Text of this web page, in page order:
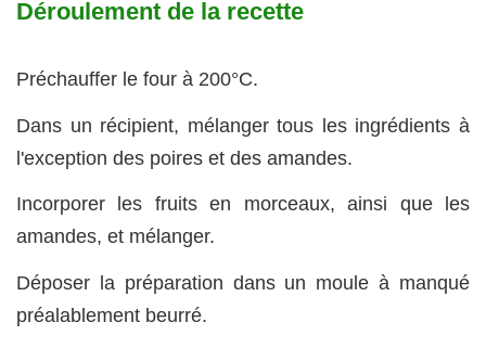
Déroulement de la recette
Préchauffer le four à 200°C.
Dans un récipient, mélanger tous les ingrédients à
l'exception des poires et des amandes.
Incorporer les fruits en morceaux, ainsi que les
amandes, et mélanger.
Déposer la préparation dans un moule à manqué
préalablement beurré.